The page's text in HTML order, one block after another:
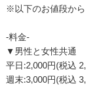
※以下のお値段か
-料金-
▼男性と女性共通
平日:2,000円(税込
週末:3,000円(税込